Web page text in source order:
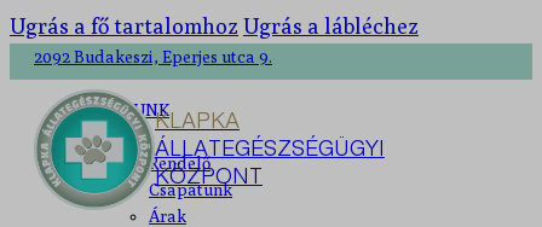
Ugrás a fő tartalomhoz Ugrás a lábléchez
2092 Budakeszi, Eperjes utca 9.
RÓLUNK
Rendelő
Csapatunk
Árak
KLAPKA
ÁLLATEGÉSZSÉGÜGYI
KÖZPONT